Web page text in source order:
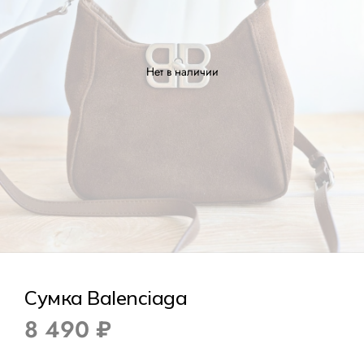
Нет в наличии
Сумка Balenciaga
8 490 ₽